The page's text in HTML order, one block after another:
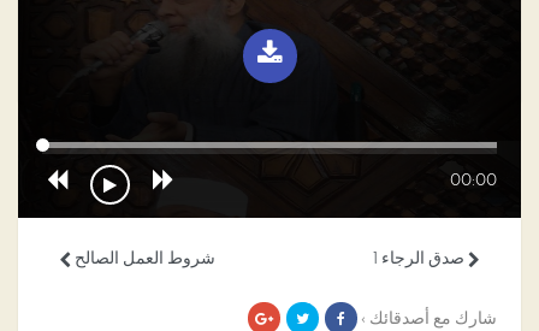
00:00
شروط العمل الصالح صدق الرجاء 1
شارك مع أصدقائك ›